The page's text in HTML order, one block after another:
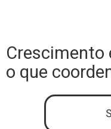
Crescimento
o que